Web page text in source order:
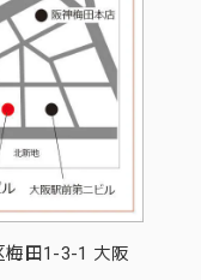
梅田1-3-1 大阪